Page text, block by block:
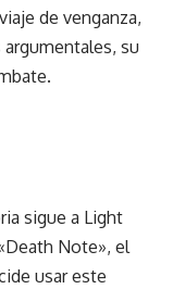
de venganza,
su
sigue a Light
Note», el
usar este